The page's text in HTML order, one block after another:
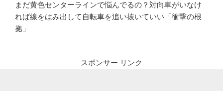
まだ黄色センターラインで悩んでるの？対向車がいなけ
れば線をはみ出して自転車を追い抜いていい「衝撃の根
拠」
スポンサー リンク